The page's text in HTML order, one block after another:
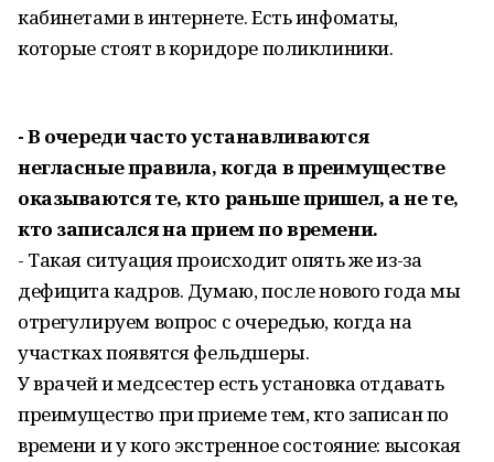
кабинетами в интернете. Есть инфоматы,
которые стоят в коридоре поликлиники.
- В очереди часто устанавливаются
негласные правила, когда в преимуществе
оказываются те, кто раньше пришел, а не те,
кто записался на прием по времени.
- Такая ситуация происходит опять же из-за
дефицита кадров. Думаю, после нового года мы
отрегулируем вопрос с очередью, когда на
участках появятся фельдшеры.
У врачей и медсестер есть установка отдавать
преимущество при приеме тем, кто записан по
времени и у кого экстренное состояние: высокая